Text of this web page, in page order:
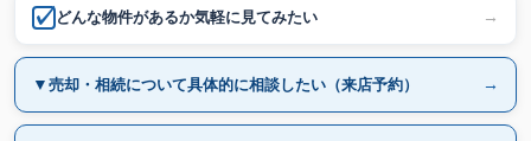
どんな物件があるか気軽に見てみたい →
売却・相続について具体的に相談したい（来店予約） →